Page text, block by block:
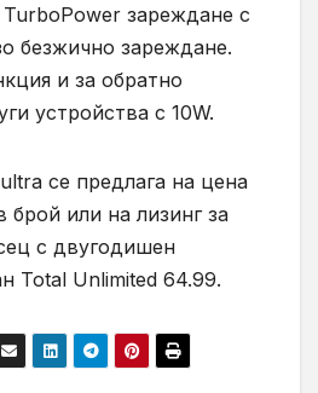
TurboPower зареждане с
безжично зареждане.
и за обратно
устройства с 10W.
се предлага на цена
брой или на лизинг за
с двугодишен
Total Unlimited 64.99.